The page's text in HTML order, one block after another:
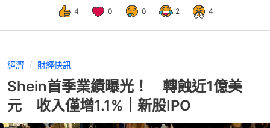
4 0 0 2 4
經濟 財經快訊
Shein首季業績曝光！ 轉蝕近1億美
元 收入僅增1.1%｜新股IPO